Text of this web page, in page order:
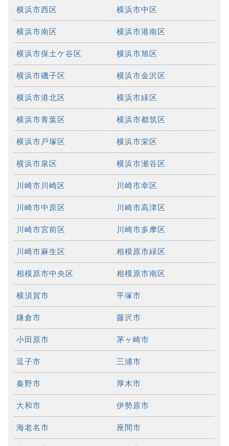
横浜市西区 横浜市中区
横浜市南区 横浜市港南区
横浜市保土ケ谷区 横浜市旭区
横浜市磯子区 横浜市金沢区
横浜市港北区 横浜市緑区
横浜市青葉区 横浜市都筑区
横浜市戸塚区 横浜市栄区
横浜市泉区 横浜市瀬谷区
川崎市川崎区 川崎市幸区
川崎市中原区 川崎市高津区
川崎市宮前区 川崎市多摩区
川崎市麻生区 相模原市緑区
相模原市中央区 相模原市南区
横須賀市 平塚市
鎌倉市 藤沢市
小田原市 茅ヶ崎市
逗子市 三浦市
秦野市 厚木市
大和市 伊勢原市
海老名市 座間市